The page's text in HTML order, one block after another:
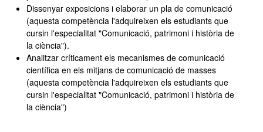
Dissenyar exposicions i elaborar un pla de comunicació
(aquesta competència l'adquireixen els estudiants que
cursin l'especialitat "Comunicació, patrimoni i història de
la ciència").
Analitzar críticament els mecanismes de comunicació
científica en els mitjans de comunicació de masses
(aquesta competència l'adquireixen els estudiants que
cursin l'especialitat "Comunicació, patrimoni i història de
la ciència")